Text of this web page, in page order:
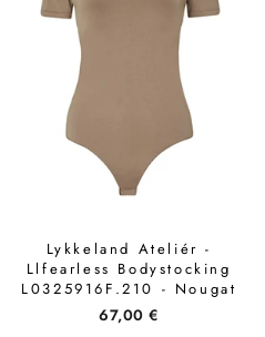
Lykkeland Ateliér -
Llfearless Bodystocking
L0325916F.210 - Nougat
67,00 €
Ensemble sweat
Tops & T-shirts
...Voir tout pour femmes
Lavinde Copenhagen
Meraki
Nailberry
Oskia